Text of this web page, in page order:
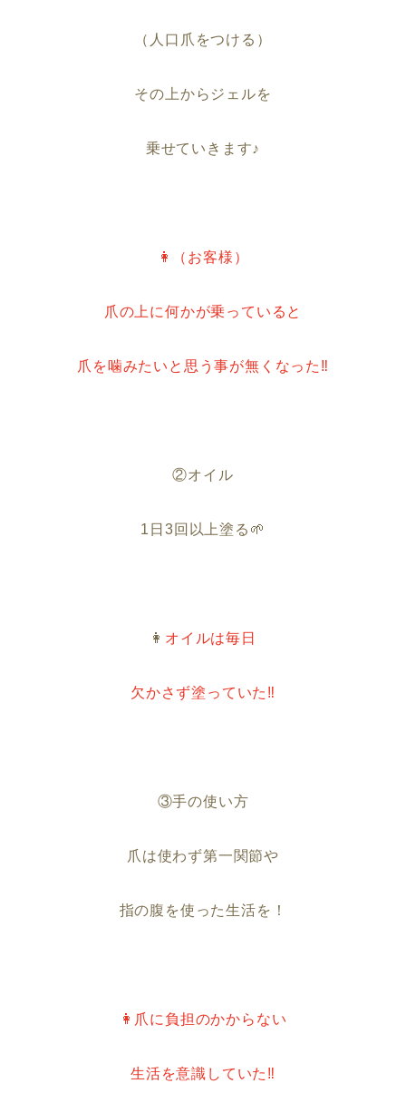
（人口爪をつける）
その上からジェルを
乗せていきます♪
👩（お客様）
爪の上に何かが乗っていると
爪を噛みたいと思う事が無くなった‼︎
②オイル
1日3回以上塗る🌱
👩 オイルは毎日
欠かさず塗っていた‼︎
③手の使い方
爪は使わず第一関節や
指の腹を使った生活を！
👩爪に負担のかからない
生活を意識していた‼︎